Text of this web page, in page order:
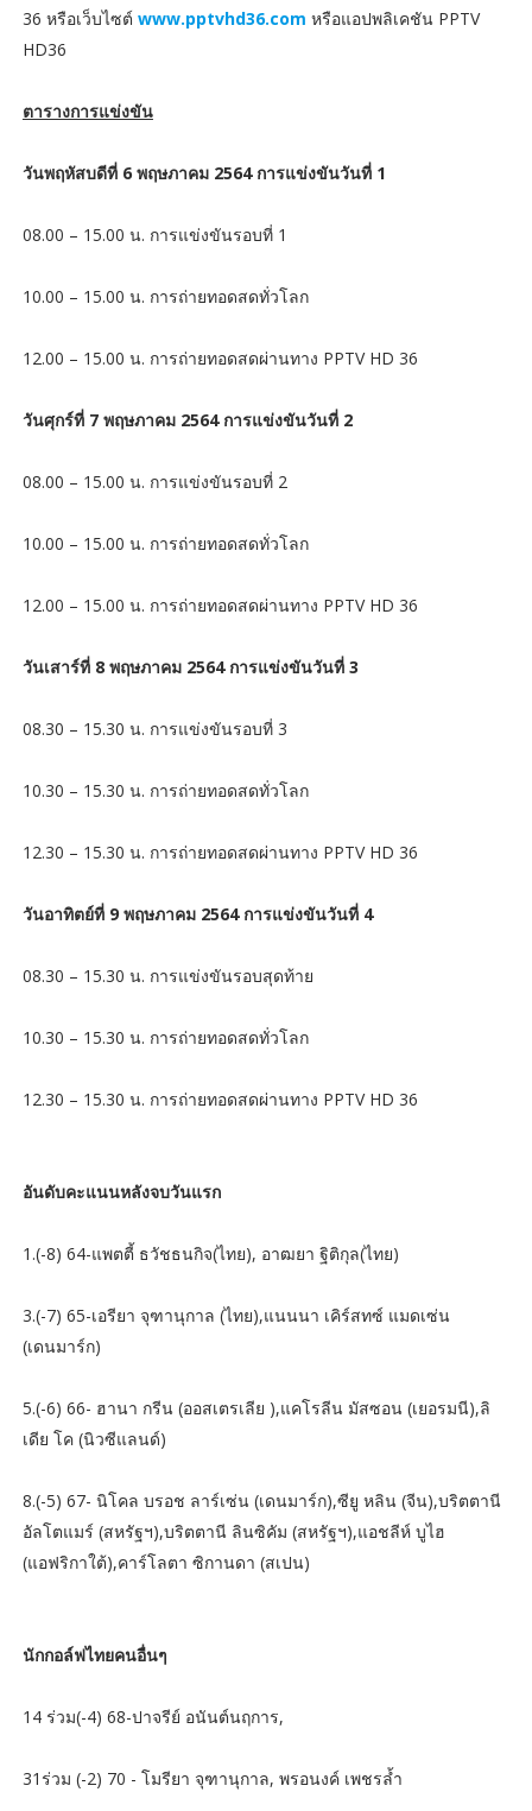
36 หรือเว็บไซต์ www.pptvhd36.com หรือแอปพลิเคชัน PPTV
HD36
ตารางการแข่งขัน
วันพฤหัสบดีที่ 6 พฤษภาคม 2564 การแข่งขันวันที่ 1
08.00 – 15.00 น. การแข่งขันรอบที่ 1
10.00 – 15.00 น. การถ่ายทอดสดทั่วโลก
12.00 – 15.00 น. การถ่ายทอดสดผ่านทาง PPTV HD 36
วันศุกร์ที่ 7 พฤษภาคม 2564 การแข่งขันวันที่ 2
08.00 – 15.00 น. การแข่งขันรอบที่ 2
10.00 – 15.00 น. การถ่ายทอดสดทั่วโลก
12.00 – 15.00 น. การถ่ายทอดสดผ่านทาง PPTV HD 36
วันเสาร์ที่ 8 พฤษภาคม 2564 การแข่งขันวันที่ 3
08.30 – 15.30 น. การแข่งขันรอบที่ 3
10.30 – 15.30 น. การถ่ายทอดสดทั่วโลก
12.30 – 15.30 น. การถ่ายทอดสดผ่านทาง PPTV HD 36
วันอาทิตย์ที่ 9 พฤษภาคม 2564 การแข่งขันวันที่ 4
08.30 – 15.30 น. การแข่งขันรอบสุดท้าย
10.30 – 15.30 น. การถ่ายทอดสดทั่วโลก
12.30 – 15.30 น. การถ่ายทอดสดผ่านทาง PPTV HD 36
อันดับคะแนนหลังจบวันแรก
1.(-8) 64-แพตตี้ ธวัชธนกิจ(ไทย), อาฒยา ฐิติกุล(ไทย)
3.(-7) 65-เอรียา จุฑานุกาล (ไทย),แนนนา เคิร์สทซ์ แมดเซ่น
(เดนมาร์ก)
5.(-6) 66- ฮานา กรีน (ออสเตรเลีย ),แคโรลีน มัสซอน (เยอรมนี),ลิ
เดีย โค (นิวซีแลนด์)
8.(-5) 67- นิโคล บรอช ลาร์เซ่น (เดนมาร์ก),ซียู หลิน (จีน),บริตตานี
อัลโตแมร์ (สหรัฐฯ),บริตตานี ลินซิคัม (สหรัฐฯ),แอชลีห์ บูไฮ
(แอฟริกาใต้),คาร์โลตา ซิกานดา (สเปน)
นักกอล์ฟไทยคนอื่นๆ
14 ร่วม(-4) 68-ปาจรีย์ อนันต์นฤการ,
31ร่วม (-2) 70 - โมรียา จุฑานุกาล, พรอนงค์ เพชรล้ำ